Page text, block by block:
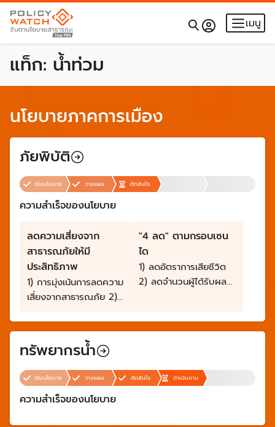
เมนู
แท็ก: น้ำท่วม
นโยบายภาคการเมือง
ภัยพิบัติ
เริ่มนโยบาย วางแผน ตัดสินใจ
ความสำเร็จของนโยบาย
ลดความเสี่ยงจาก
สาธารณภัยให้มี
ประสิทธิภาพ
1) การมุ่งเน้นการลดความ
เสี่ยงจากสาธารณภัย 2)
ใช้นวัตกรรมด้าน
สาธารณภัย 3) ส่งเสริม
ความเป็นหุ้นส่วนระหว่าง
ประเทศในการจัดการ
ความเสี่ยงจาก
"4 ลด" ตามกรอบเซน
ได
1) ลดอัตราการเสียชีวิต
2) ลดจำนวนผู้ได้รับผลก
ความเสียหายต่อ
พื้นฐาน
ทรัพยากรน้ำ
เริ่มนโยบาย วางแผน ตัดสินใจ ดำเนินงาน
ความสำเร็จของนโยบาย